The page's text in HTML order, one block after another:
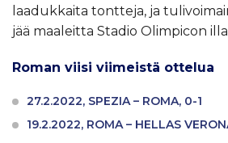
laadukkaita tontteja, ja
jää maaleitta Stadio Olimpicon
Roman viisi viimeistä ottelua
27.2.2022, SPEZIA – ROMA, 0-1
19.2.2022, ROMA – HELLAS